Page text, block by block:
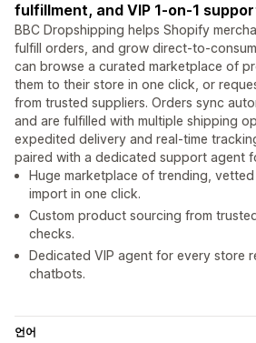
fulfillment, and VIP 1-on-1
BBC Dropshipping helps Shopify
fulfill orders, and grow direct-to-
can browse a curated marketplace of
them to their store in one click, or
from trusted suppliers. Orders sync
and are fulfilled with multiple shipping
expedited delivery and real-time
paired with a dedicated support agent
Huge marketplace of trending,
import in one click.
Custom product sourcing from
checks.
Dedicated VIP agent for every store
chatbots.
언어